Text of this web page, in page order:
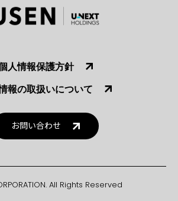
人情報保護方針
報の取扱いについて
お問い合わせ
All Rights Reserved